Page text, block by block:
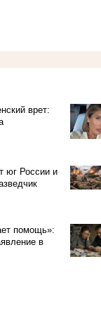
врет:
юг России и
помощь»:
в